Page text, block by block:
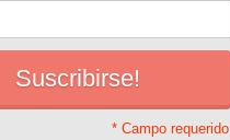
* Campo requerido